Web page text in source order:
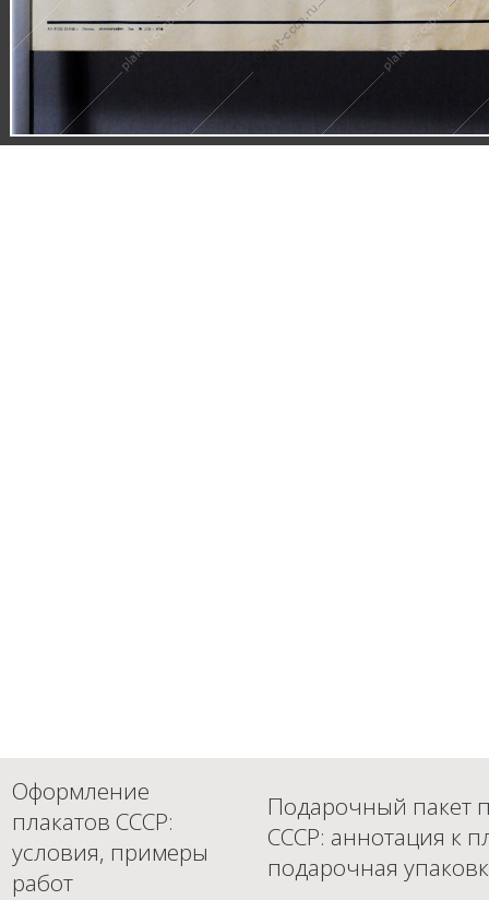
Оформление
плакатов СССР:
условия, примеры
работ
Подарочный пакет
СССР: аннотация к
подарочная